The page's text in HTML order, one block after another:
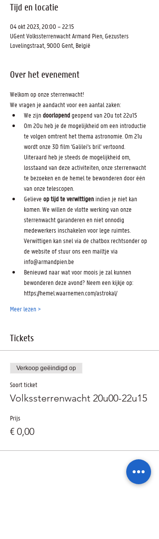
Tijd en locatie
04 okt 2023, 20:00 – 22:15
UGent Volkssterrenwacht Armand Pien, Gezusters
Lovelingstraat, 9000 Gent, België
Over het evenement
Welkom op onze sterrenwacht!
We vragen je aandacht voor een aantal zaken:
We zijn doorlopend geopend van 20u tot 22u15
Om 20u heb je de mogelijkheid om een introductie
te volgen omtrent het thema astronomie. Om 21u
wordt onze 3D film ‘Galilei's bril' vertoond.
Uiteraard heb je steeds de mogelijkheid om,
losstaand van deze activiteiten, onze sterrenwacht
te bezoeken en de hemel te bewonderen door één
van onze telescopen.
Gelieve op tijd te verwittigen indien je niet kan
komen. We willen de vlotte werking van onze
sterrenwacht garanderen en niet onnodig
medewerkers inschakelen voor lege ruimtes.
Verwittigen kan snel via de chatbox rechtsonder op
de website of stuur ons een mailtje via
info@armandpien.be
Benieuwd naar wat voor moois je zal kunnen
bewonderen deze avond? Neem een kijkje op:
https://hemel.waarnemen.com/astrokal/
Meer lezen >
Tickets
Verkoop geëindigd op
Soort ticket
Volkssterrenwacht 20u00-22u15
Prijs
€ 0,00